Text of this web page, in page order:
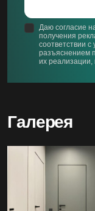
Даю согласие
получения
соответствии с
разъяснением
их реализации,
Галерея